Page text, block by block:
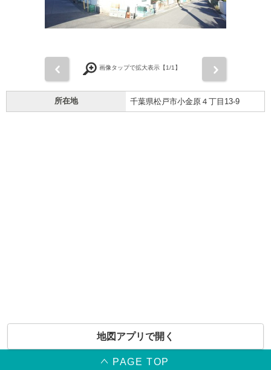
画像タップで拡大表示【1/1】
所在地 千葉県松戸市小金原４丁目13-9
地図アプリで開く
PAGE TOP